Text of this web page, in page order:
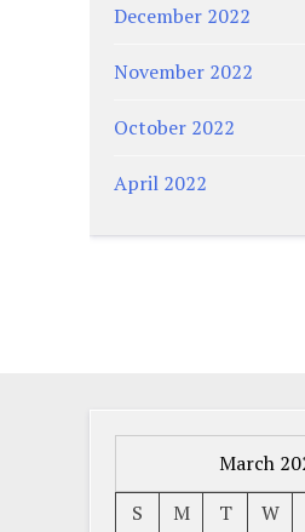
December 2022
November 2022
October 2022
April 2022
March
S
M T W